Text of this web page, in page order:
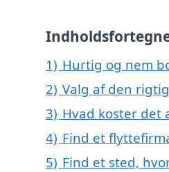
1) Hurtig og nem
2) Valg af den
3) Hvad koster det
4) Find et
5) Find et sted,